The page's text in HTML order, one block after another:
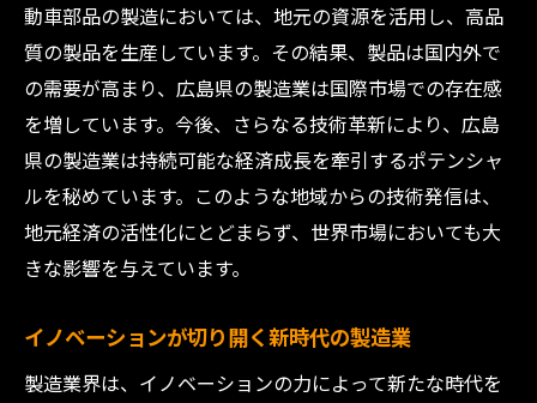
動車部品の製造においては、地元の資源を活用し、高品
質の製品を生産しています。その結果、製品は国内外で
の需要が高まり、広島県の製造業は国際市場での存在感
を増しています。今後、さらなる技術革新により、広島
県の製造業は持続可能な経済成長を牽引するポテンシャ
ルを秘めています。このような地域からの技術発信は、
地元経済の活性化にとどまらず、世界市場においても大
きな影響を与えています。
イノベーションが切り開く新時代の製造業
製造業界は、イノベーションの力によって新たな時代を